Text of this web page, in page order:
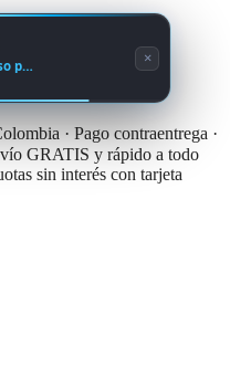
· Pago contraentrega ·
GRATIS y rápido a todo
sin interés con tarjeta
p…
×